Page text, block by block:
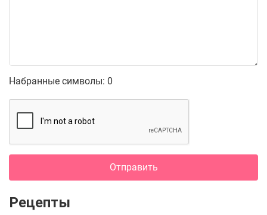
Набранные символы: 0
Отправить